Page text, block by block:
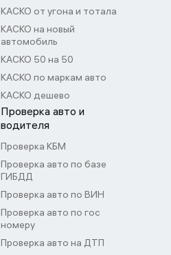
КАСКО от угона и тотала
КАСКО на новый
автомобиль
КАСКО 50 на 50
КАСКО по маркам авто
КАСКО дешево
Проверка авто и
водителя
Проверка КБМ
Проверка авто по базе
ГИБДД
Проверка авто по ВИН
Проверка авто по гос
номеру
Проверка авто на ДТП